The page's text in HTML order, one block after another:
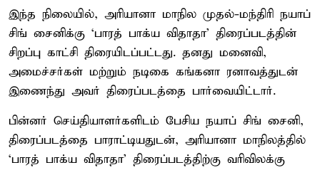
இந்த நிலையில், அரியானா மாநில முதல்-மந்திரி நயாப்
சிங் சைனிக்கு ‘பாரத் பாக்ய விதாதா’ திரைப்படத்தின்
சிறப்பு காட்சி திரையிடப்பட்டது. தனது மனைவி,
அமைச்சர்கள் மற்றும் நடிகை கங்கனா ரனாவத்துடன்
இணைந்து அவர் திரைப்படத்தை பார்வையிட்டார்.
பின்னர் செய்தியாளர்களிடம் பேசிய நயாப் சிங் சைனி,
திரைப்படத்தை பாராட்டியதுடன், அரியானா மாநிலத்தில்
‘பாரத் பாக்ய விதாதா’ திரைப்படத்திற்கு வரிவிலக்கு